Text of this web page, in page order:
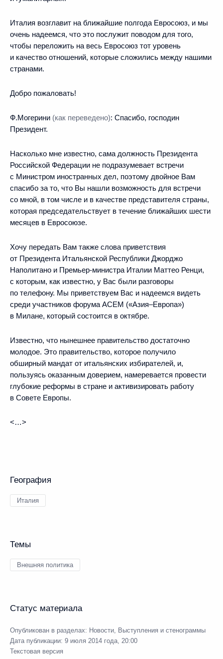
Италия возглавит на ближайшие полгода Евросоюз, и мы
очень надеемся, что это послужит поводом для того,
чтобы переложить на весь Евросоюз тот уровень
и качество отношений, которые сложились между нашими
странами.
Добро пожаловать!
Ф.Могерини (как переведено): Спасибо, господин
Президент.
Насколько мне известно, сама должность Президента
Российской Федерации не подразумевает встречи
с Министром иностранных дел, поэтому двойное Вам
спасибо за то, что Вы нашли возможность для встречи
со мной, в том числе и в качестве представителя страны,
которая председательствует в течение ближайших шести
месяцев в Евросоюзе.
Хочу передать Вам также слова приветствия
от Президента Итальянской Республики Джорджо
Наполитано и Премьер-министра Италии Маттео Ренци,
с которым, как известно, у Вас были разговоры
по телефону. Мы приветствуем Вас и надеемся видеть
среди участников форума АСЕМ («Азия–Европа»)
в Милане, который состоится в октябре.
Известно, что нынешнее правительство достаточно
молодое. Это правительство, которое получило
обширный мандат от итальянских избирателей, и,
пользуясь оказанным доверием, намеревается провести
глубокие реформы в стране и активизировать работу
в Совете Европы.
<…>
География
Италия
Темы
Внешняя политика
Статус материала
Опубликован в разделах: Новости, Выступления и стенограммы
Дата публикации: 9 июля 2014 года, 20:00
Текстовая версия